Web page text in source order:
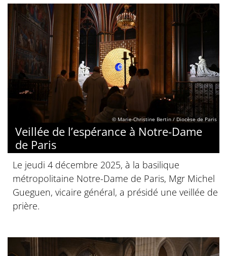
© Marie-Christine Bertin / Diocèse de Paris
Veillée de l’espérance à Notre-Dame
de Paris
Le jeudi 4 décembre 2025, à la basilique
métropolitaine Notre-Dame de Paris, Mgr Michel
Gueguen, vicaire général, a présidé une veillée de
prière.